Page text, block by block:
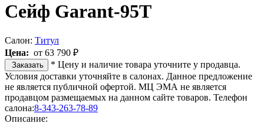
Сейф Garant-95T
Салон: Титул
Цена: от 63 790 ₽
Заказать
* Цену и наличие товара уточните у продавца.
Условия доставки уточняйте в салонах. Данное предложение
не является публичной офертой. МЦ ЭМА не является
продавцом размещаемых на данном сайте товаров. Телефон
салона:8-343-263-78-89
Описание: